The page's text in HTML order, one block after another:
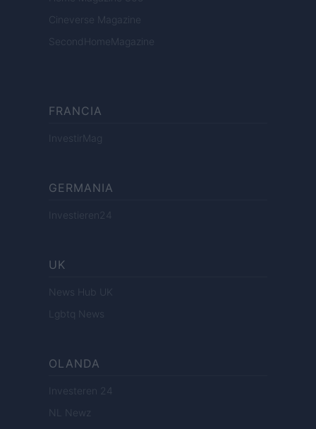
Cineverse Magazine
SecondHomeMagazine
FRANCIA
InvestirMag
GERMANIA
Investieren24
UK
News Hub UK
Lgbtq News
OLANDA
Investeren 24
NL Newz